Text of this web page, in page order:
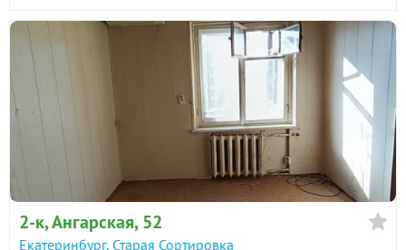
2-к, Ангарская, 52
Екатеринбург, Старая Сортировка